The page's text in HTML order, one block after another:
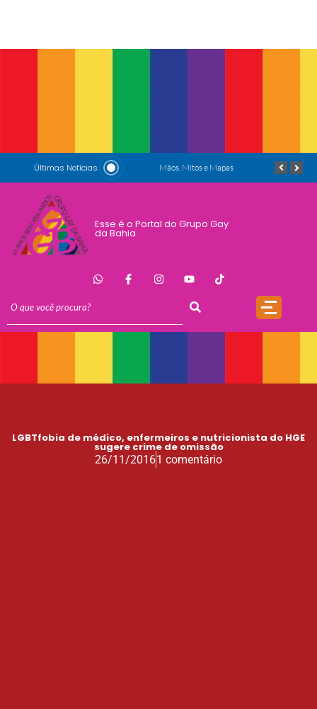
Últimas Notícias Mãos, Mitos e Mapas
Esse é o Portal do Grupo Gay
da Bahia
LGBTfobia de médico, enfermeiros e nutricionista do HGE
sugere crime de omissão
26/11/20161 comentário